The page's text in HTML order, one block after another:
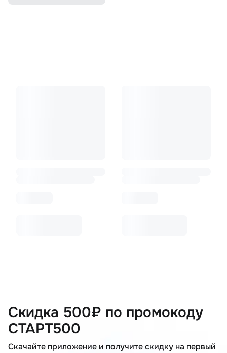
Скидка 500₽ по промокоду
СТАРТ500
Скачайте приложение и получите скидку на первый